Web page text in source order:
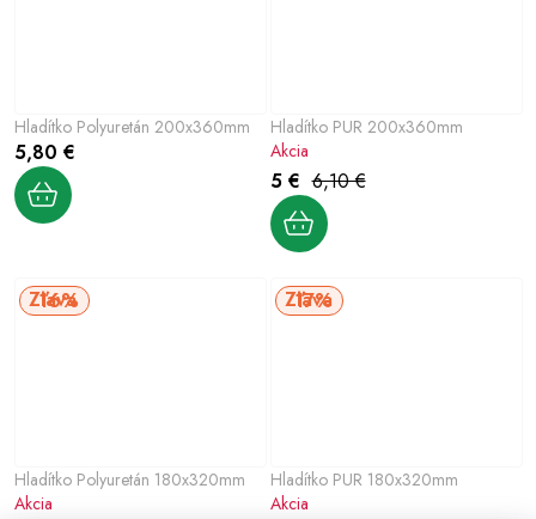
Hladítko Polyuretán 200x360mm
5,80 €
Hladítko PUR 200x360mm
5 € 6,10 €
Akcia
Hladítko Polyuretán 180x320mm
16%
Akcia
Hladítko PUR 180x320mm
17%
Akcia